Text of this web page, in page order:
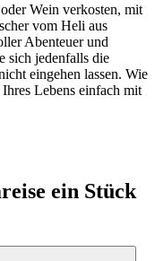
Wein verkosten, mit
vom Heli aus
Abenteuer und
sich jedenfalls die
eingehen lassen. Wie
Ihres Lebens einfach mit
ein Stück